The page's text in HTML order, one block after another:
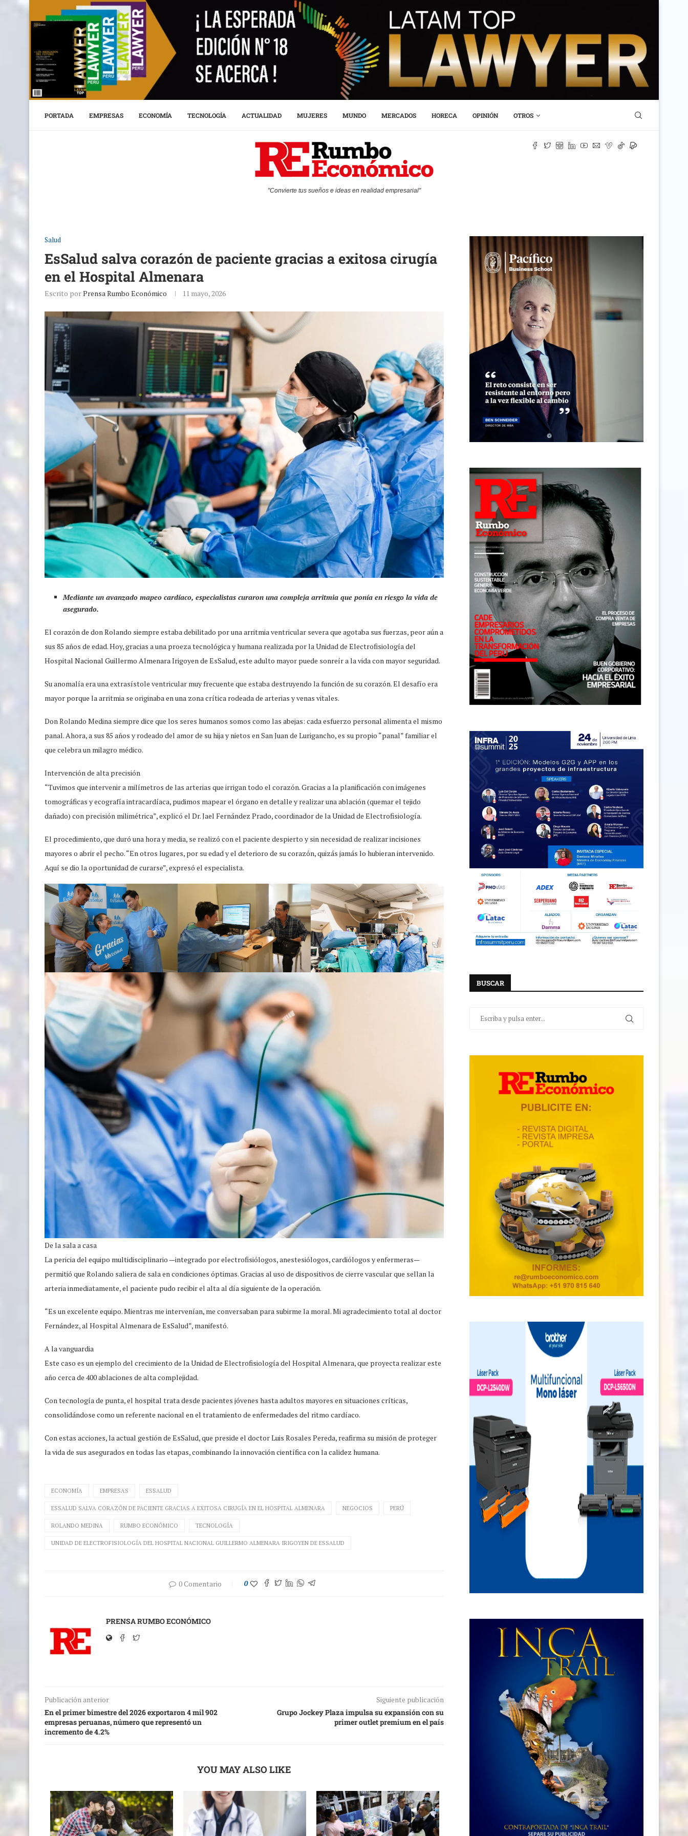
PORTADA EMPRESAS ECONOMÍA TECNOLOGÍA ACTUALIDAD MUJERES MUNDO MERCADOS HORECA OPINIÓN OTROS
"Convierte tus sueños e ideas en realidad empresarial"
Salud
EsSalud salva corazón de paciente gracias a exitosa cirugía
en el Hospital Almenara
Escrito porPrensa Rumbo Económico 11 mayo, 2026
Mediante un avanzado mapeo cardíaco, especialistas curaron una compleja arritmia que ponía en riesgo la vida de
asegurado.
El corazón de don Rolando siempre estaba debilitado por una arritmia ventricular severa que agotaba sus fuerzas, peor aún a
sus 85 años de edad. Hoy, gracias a una proeza tecnológica y humana realizada por la Unidad de Electrofisiología del
Hospital Nacional Guillermo Almenara Irigoyen de EsSalud, este adulto mayor puede sonreír a la vida con mayor seguridad.
Su anomalía era una extrasístole ventricular muy frecuente que estaba destruyendo la función de su corazón. El desafío era
mayor porque la arritmia se originaba en una zona crítica rodeada de arterias y venas vitales.
Don Rolando Medina siempre dice que los seres humanos somos como las abejas: cada esfuerzo personal alimenta el mismo
panal. Ahora, a sus 85 años y rodeado del amor de su hija y nietos en San Juan de Lurigancho, es su propio “panal” familiar el
que celebra un milagro médico.
Intervención de alta precisión
“Tuvimos que intervenir a milímetros de las arterias que irrigan todo el corazón. Gracias a la planificación con imágenes
tomográficas y ecografía intracardíaca, pudimos mapear el órgano en detalle y realizar una ablación (quemar el tejido
dañado) con precisión milimétrica”, explicó el Dr. Jael Fernández Prado, coordinador de la Unidad de Electrofisiología.
El procedimiento, que duró una hora y media, se realizó con el paciente despierto y sin necesidad de realizar incisiones
mayores o abrir el pecho. “En otros lugares, por su edad y el deterioro de su corazón, quizás jamás lo hubieran intervenido.
Aquí se dio la oportunidad de curarse”, expresó el especialista.
De la sala a casa
La pericia del equipo multidisciplinario —integrado por electrofisiólogos, anestesiólogos, cardiólogos y enfermeras—
permitió que Rolando saliera de sala en condiciones óptimas. Gracias al uso de dispositivos de cierre vascular que sellan la
arteria inmediatamente, el paciente pudo recibir el alta al día siguiente de la operación.
“Es un excelente equipo. Mientras me intervenían, me conversaban para subirme la moral. Mi agradecimiento total al doctor
Fernández, al Hospital Almenara de EsSalud”, manifestó.
A la vanguardia
Este caso es un ejemplo del crecimiento de la Unidad de Electrofisiología del Hospital Almenara, que proyecta realizar este
año cerca de 400 ablaciones de alta complejidad.
Con tecnología de punta, el hospital trata desde pacientes jóvenes hasta adultos mayores en situaciones críticas,
consolidándose como un referente nacional en el tratamiento de enfermedades del ritmo cardíaco.
Con estas acciones, la actual gestión de EsSalud, que preside el doctor Luis Rosales Pereda, reafirma su misión de proteger
la vida de sus asegurados en todas las etapas, combinando la innovación científica con la calidez humana.
ECONOMÍA EMPRESAS ESSALUD
ESSALUD SALVA CORAZÓN DE PACIENTE GRACIAS A EXITOSA CIRUGÍA EN EL HOSPITAL ALMENARA NEGOCIOS PERÚ
ROLANDO MEDINA RUMBO ECONÓMICO TECNOLOGÍA
UNIDAD DE ELECTROFISIOLOGÍA DEL HOSPITAL NACIONAL GUILLERMO ALMENARA IRIGOYEN DE ESSALUD
0 Comentario 0
PRENSA RUMBO ECONÓMICO
Publicación anterior
En el primer bimestre del 2026 exportaron 4 mil 902
empresas peruanas, número que representó un
incremento de 4.2%
Siguiente publicación
Grupo Jockey Plaza impulsa su expansión con su
primer outlet premium en el país
YOU MAY ALSO LIKE
BUSCAR